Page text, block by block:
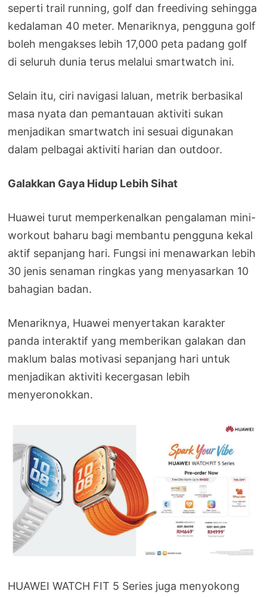
seperti trail running, golf dan freediving sehingga
kedalaman 40 meter. Menariknya, pengguna golf
boleh mengakses lebih 17,000 peta padang golf
di seluruh dunia terus melalui smartwatch ini.
Selain itu, ciri navigasi laluan, metrik berbasikal
masa nyata dan pemantauan aktiviti sukan
menjadikan smartwatch ini sesuai digunakan
dalam pelbagai aktiviti harian dan outdoor.
Galakkan Gaya Hidup Lebih Sihat
Huawei turut memperkenalkan pengalaman mini-
workout baharu bagi membantu pengguna kekal
aktif sepanjang hari. Fungsi ini menawarkan lebih
30 jenis senaman ringkas yang menyasarkan 10
bahagian badan.
Menariknya, Huawei menyertakan karakter
panda interaktif yang memberikan galakan dan
maklum balas motivasi sepanjang hari untuk
menjadikan aktiviti kecergasan lebih
menyeronokkan.
HUAWEI WATCH FIT 5 Series juga menyokong